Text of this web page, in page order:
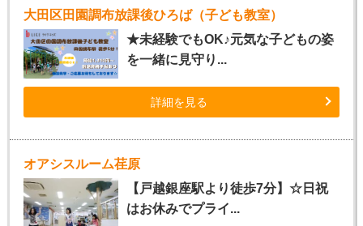
大田区田園調布放課後ひろば（子ども教室）
★未経験でもOK♪元気な子どもの姿
を一緒に見守り...
詳細を見る
オアシスルーム荏原
【戸越銀座駅より徒歩7分】☆日祝
はお休みでプライ...